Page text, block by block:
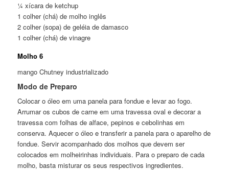
¼ xícara de ketchup
1 colher (chá) de molho inglês
2 colher (sopa) de geléia de damasco
1 colher (chá) de vinagre
Molho 6
mango Chutney industrializado
Modo de Preparo
Colocar o óleo em uma panela para fondue e levar ao fogo.
Arrumar os cubos de carne em uma travessa oval e decorar a
travessa com folhas de alface, pepinos e cebolinhas em
conserva. Aquecer o óleo e transferir a panela para o aparelho de
fondue. Servir acompanhado dos molhos que devem ser
colocados em molheirinhas individuais. Para o preparo de cada
molho, basta misturar os seus respectivos ingredientes.